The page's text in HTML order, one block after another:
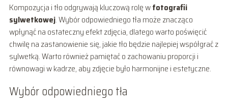
Kompozycja i tło odgrywają kluczową rolę wfotografii
sylwetkowej. Wybór odpowiedniego tła może znacząco
wpłynąć na ostateczny efekt zdjęcia, dlatego warto poświęcić
chwilę na zastanowienie się, jakie tło będzie najlepiej współgrać z
sylwetką. Warto również pamiętać o zachowaniu proporcji i
równowagi w kadrze, aby zdjęcie było harmonijne i estetyczne.
Wybór odpowiedniego tła